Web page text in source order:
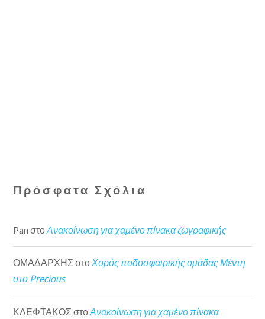
Πρόσφατα Σχόλια
Pan στοΑνακοίνωση για χαμένο πίνακα ζωγραφικής
ΟΜΑΔΑΡΧΗΣ στοΧορός ποδοσφαιρικής ομάδας Μέντη
στο Precious
ΚΛΕΦΤΑΚΟΣ στοΑνακοίνωση για χαμένο πίνακα